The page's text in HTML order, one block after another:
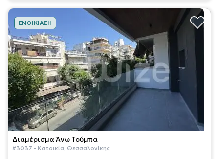
ΕΝΟΙΚΊΑΣΗ
ΔιαμέρισμαΆνω Τούμπα
#3037 - Κατοικία, Θεσσαλονίκης